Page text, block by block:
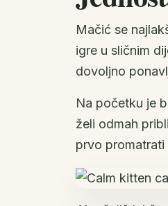
Mačić se
igre u sličnim
dovoljno
Na početku je
želi odmah
prvo promatrati